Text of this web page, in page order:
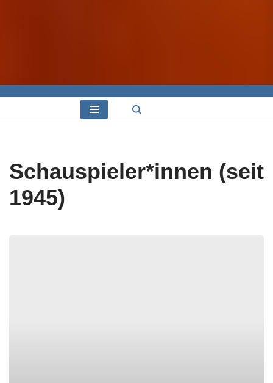
Schauspieler*innen (seit
1945)